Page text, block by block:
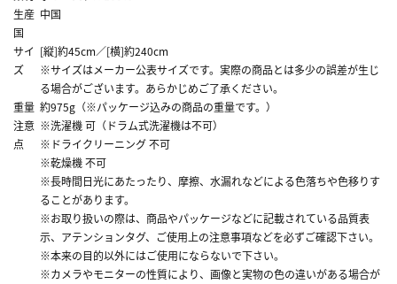
生産
国
中国
サイ
ズ
[縦]約45cm／[横]約240cm
※サイズはメーカー公表サイズです。実際の商品とは多少の誤差が生じ
る場合がございます。あらかじめご了承ください。
重量 約975g（※パッケージ込みの商品の重量です。）
注意
点
※洗濯機 可（ドラム式洗濯機は不可）
※ドライクリーニング 不可
※乾燥機 不可
※長時間日光にあたったり、摩擦、水漏れなどによる色落ちや色移りす
ることがあります。
※お取り扱いの際は、商品やパッケージなどに記載されている品質表
示、アテンションタグ、ご使用上の注意事項などを必ずご確認下さい。
※本来の目的以外にはご使用にならないで下さい。
※カメラやモニターの性質により、画像と実物の色の違いがある場合が